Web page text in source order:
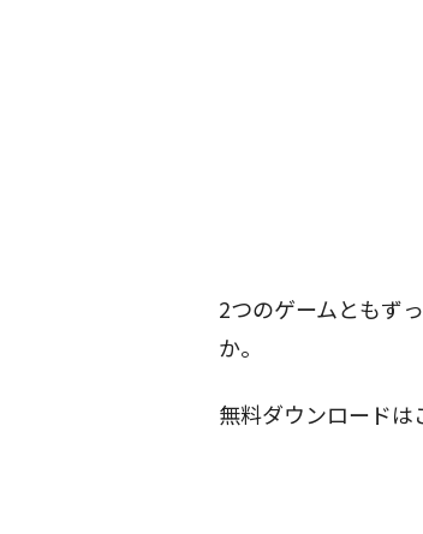
2つのゲームともず
か。
無料ダウンロードは